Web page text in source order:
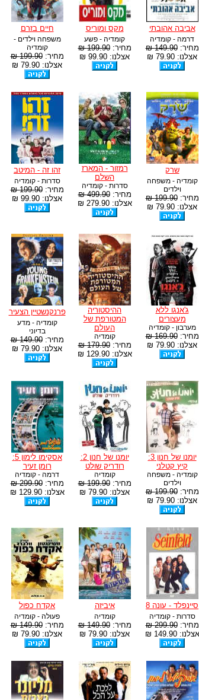
אביבה אהובתי
דרמה - קומדיה
מחיר:149.90 ₪
אצלנו: 79.90 ₪
מקס ומוריס
קומדיה - פשע
מחיר:199.90 ₪
אצלנו: 99.90 ₪
חיים בזרם
משפחה וילדים -
קומדיה
מחיר:199.90 ₪
אצלנו: 79.90 ₪
שרק
קומדיה - משפחה
וילדים
מחיר:199.90 ₪
אצלנו: 79.90 ₪
רמזור - המארז
השלם
סדרות - קומדיה
מחיר:499.90 ₪
אצלנו: 279.90 ₪
זהו זה - המיטב
סדרות - קומדיה
מחיר:199.90 ₪
אצלנו: 99.90 ₪
ג'אנגו ללא
מעצורים
מערבון - קומדיה
מחיר:169.90 ₪
אצלנו: 79.90 ₪
ההיסטוריה
המטורפת של
העולם
קומדיה
מחיר:179.90 ₪
אצלנו: 129.90 ₪
פרנקנשטיין הצעיר
קומדיה - מדע
בדיוני
מחיר:149.90 ₪
אצלנו: 79.90 ₪
יומנו של חנון 3:
קיץ קטלני
קומדיה - משפחה
וילדים
מחיר:199.90 ₪
אצלנו: 79.90 ₪
יומנו של חנון 2:
רודריק שולט
קומדיה
מחיר:199.90 ₪
אצלנו: 79.90 ₪
אסקימו לימון 5:
רומן זעיר
דרמה - קומדיה
מחיר:299.90 ₪
אצלנו: 129.90 ₪
סיינפלד - עונה 8
סדרות - קומדיה
מחיר:299.90 ₪
אצלנו: 149.90 ₪
איביזה
קומדיה
מחיר:149.90 ₪
אצלנו: 79.90 ₪
אקדח כפול
פעולה - קומדיה
מחיר:149.90 ₪
אצלנו: 79.90 ₪